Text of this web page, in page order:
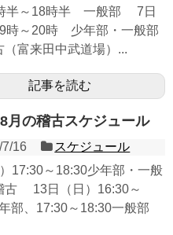
半～18時半 一般部 7日
時～20時 少年部・一般部
（富来田中武道場）...
記事を読む
月の稽古スケジュール
7/16
スケジュール
17:30～18:30少年部・一般
古 13日（日）16:30～
部、17:30～18:30一般部